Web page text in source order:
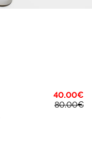
40.00€
80.00€